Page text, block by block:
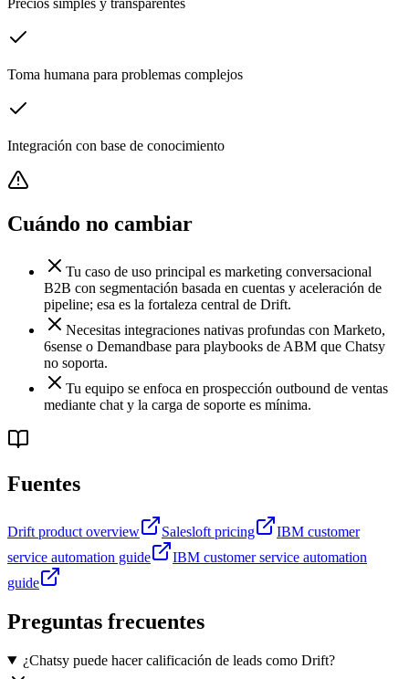
Toma humana para problemas complejos
Integración con base de conocimiento
Cuándo no cambiar
Tu caso de uso principal es marketing conversacional
B2B con segmentación basada en cuentas y aceleración de
pipeline; esa es la fortaleza central de Drift.
Necesitas integraciones nativas profundas con Marketo,
6sense o Demandbase para playbooks de ABM que Chatsy
no soporta.
Tu equipo se enfoca en prospección outbound de ventas
mediante chat y la carga de soporte es mínima.
Fuentes
Drift product overview Salesloft pricing
IBM customer
service automation guide
IBM customer service automation
guide
Preguntas frecuentes
¿Chatsy puede hacer calificación de leads como Drift?